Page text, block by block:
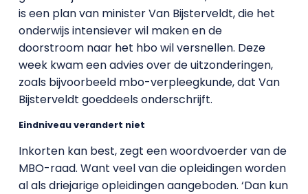
is een plan van minister Van Bijsterveldt, die het
onderwijs intensiever wil maken en de
doorstroom naar het hbo wil versnellen. Deze
week kwam een advies over de uitzonderingen,
zoals bijvoorbeeld mbo-verpleegkunde, dat Van
Bijsterveldt goeddeels onderschrijft.
Eindniveau verandert niet
Inkorten kan best, zegt een woordvoerder van de
MBO-raad. Want veel van die opleidingen worden
al als driejarige opleidingen aangeboden. ‘Dan kun